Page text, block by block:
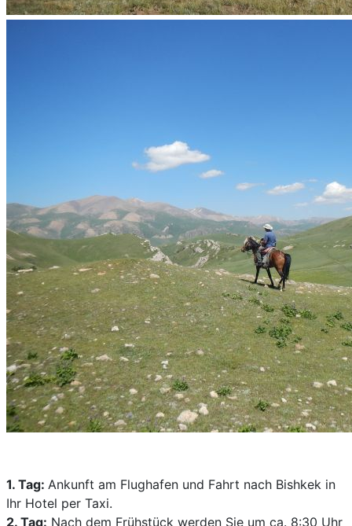
1. Tag: Ankunft am Flughafen und Fahrt nach Bishkek in
Ihr Hotel per Taxi.
2. Tag: Nach dem Frühstück werden Sie um ca. 8:30 Uhr